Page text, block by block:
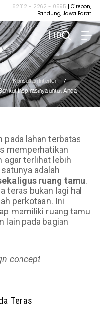
62812 - 2262 - 0595 | Cirebon,
Bandung, Jawa Barat
| ID
/ Konsultan Interior
/
Inspirasinya untuk Anda
pada lahan terbatas
memperhatikan
agar terlihat lebih
adalah
ruang tamu.
teras bukan lagi hal
perkotaan. Ini
memiliki ruang tamu
lain pada bagian
concept
Teras